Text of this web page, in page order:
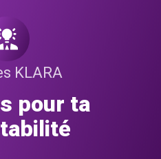
KLARA
pour ta